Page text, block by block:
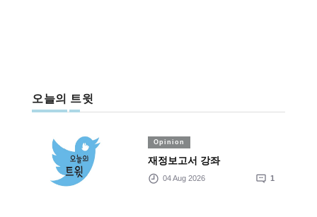
오늘의 트윗
Opinion
재정보고서 강좌
04 Aug 2026 1